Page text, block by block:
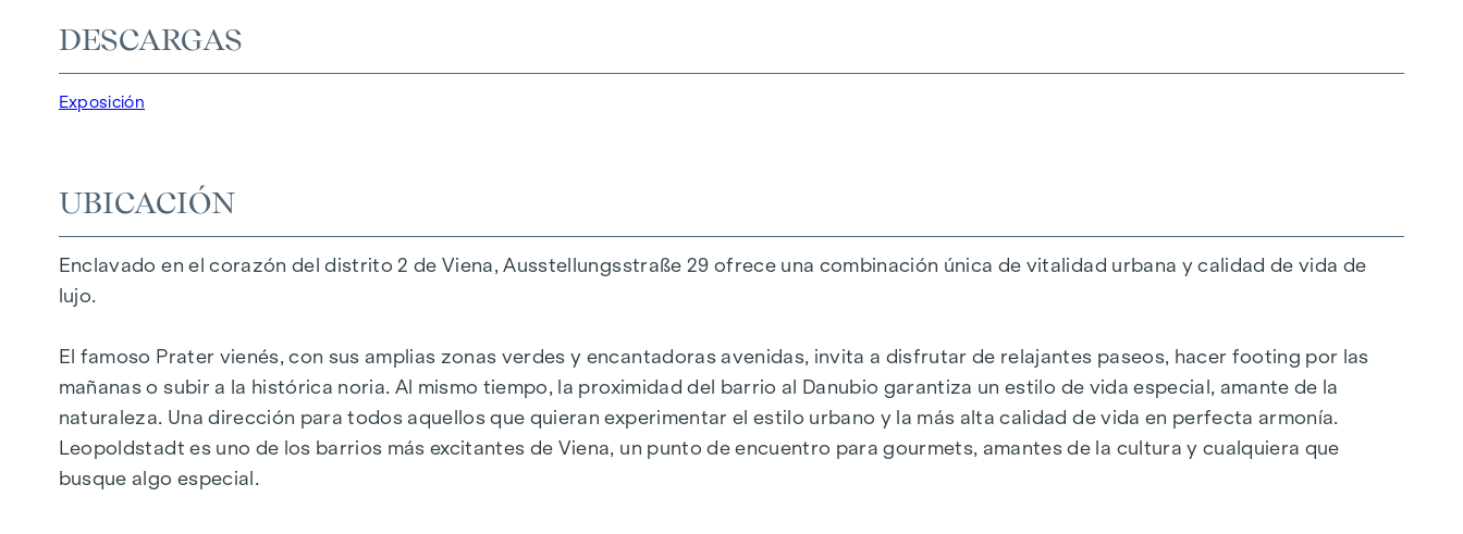
25 exclusivos pisos de pleno dominio
20 apartamentos revitalizados en edificios antiguos
Balcones, terrazas o jardines privados
Calefacción por suelo radiante
Materiales de alta calidad y elegantes acabados
Certificado energético:
Planta baja ala patio: HWB REF,SK = 50,2 kWh/m2a F GEE,SK = 0,67
ala de calle DG: HWB REF,SK = 36,6 kWh/m2a F GEE,SK = 0,68
Ala de calle de planta estándar: HWB REF,SK = 136,8 kWh/m2a F GEE,SK = 1,81
DESCARGAS
Exposición
UBICACIÓN
Enclavado en el corazón del distrito 2 de Viena, Ausstellungsstraße 29 ofrece una combinación única de vitalidad urbana y calidad de vida de
lujo.
El famoso Prater vienés, con sus amplias zonas verdes y encantadoras avenidas, invita a disfrutar de relajantes paseos, hacer footing por las
mañanas o subir a la histórica noria. Al mismo tiempo, la proximidad del barrio al Danubio garantiza un estilo de vida especial, amante de la
naturaleza. Una dirección para todos aquellos que quieran experimentar el estilo urbano y la más alta calidad de vida en perfecta armonía.
Leopoldstadt es uno de los barrios más excitantes de Viena, un punto de encuentro para gourmets, amantes de la cultura y cualquiera que
busque algo especial.